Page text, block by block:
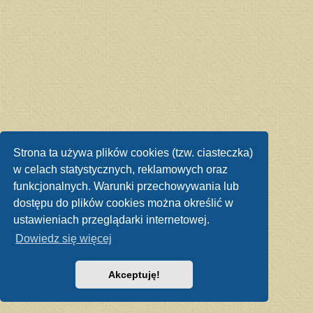
Strona ta używa plików cookies (tzw. ciasteczka)
w celach statystycznych, reklamowych oraz
funkcjonalnych. Warunki przechowywania lub
dostępu do plików cookies można określić w
ustawieniach przeglądarki internetowej.
Dowiedz się więcej
Akceptuję!